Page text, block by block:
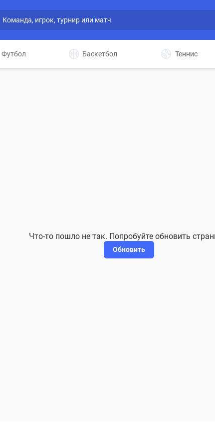
Футбол Баскетбол Теннис
Что-то пошло не так. Попробуйте обновить
Обновить